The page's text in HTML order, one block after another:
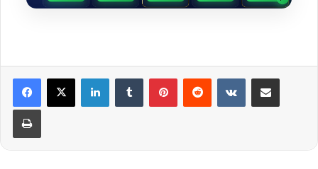
LinkedinTumblr PinterestReddit VK Compartilhar via e-mail
Imprimir